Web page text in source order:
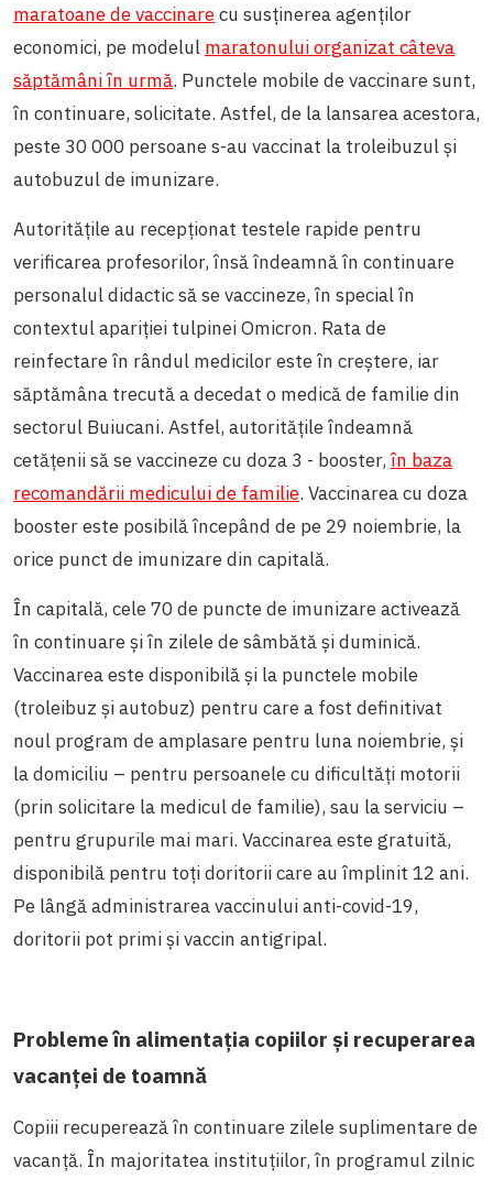
maratoane de vaccinarecu susținerea agenților
economici, pe modelul maratonului organizat câteva
săptămâni în urmă. Punctele mobile de vaccinare sunt,
în continuare, solicitate. Astfel, de la lansarea acestora,
peste 30 000 persoane s-au vaccinat la troleibuzul și
autobuzul de imunizare.
Autoritățile au recepționat testele rapide pentru
verificarea profesorilor, însă îndeamnă în continuare
personalul didactic să se vaccineze, în special în
contextul apariției tulpinei Omicron. Rata de
reinfectare în rândul medicilor este în creștere, iar
săptămâna trecută a decedat o medică de familie din
sectorul Buiucani. Astfel, autoritățile îndeamnă
cetățenii să se vaccineze cu doza 3 - booster,în baza
recomandării medicului de familie. Vaccinarea cu doza
booster este posibilă începând de pe 29 noiembrie, la
orice punct de imunizare din capitală.
În capitală, cele 70 de puncte de imunizare activează
în continuare și în zilele de sâmbătă și duminică.
Vaccinarea este disponibilă și la punctele mobile
(troleibuz și autobuz) pentru care a fost definitivat
noul program de amplasare pentru luna noiembrie, și
la domiciliu – pentru persoanele cu dificultăți motorii
(prin solicitare la medicul de familie), sau la serviciu –
pentru grupurile mai mari. Vaccinarea este gratuită,
disponibilă pentru toți doritorii care au împlinit 12 ani.
Pe lângă administrarea vaccinului anti-covid-19,
doritorii pot primi și vaccin antigripal.
Probleme în alimentația copiilor și recuperarea
vacanței de toamnă
Copiii recuperează în continuare zilele suplimentare de
vacanță. În majoritatea instituțiilor, în programul zilnic